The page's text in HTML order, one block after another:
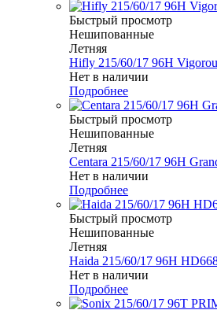
Быстрый просмотр
Нешипованные
Летняя
Hifly 215/60/17 96H
Нет в наличии
Подробнее
Быстрый просмотр
Нешипованные
Летняя
Centara 215/60/17 96H
Нет в наличии
Подробнее
Быстрый просмотр
Нешипованные
Летняя
Haida 215/60/17 96H
Нет в наличии
Подробнее